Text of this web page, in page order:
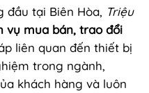
đầu tại Biên Hòa, Triệu
vụ mua bán, trao đổi
liên quan đến thiết bị
trong ngành,
khách hàng và luôn